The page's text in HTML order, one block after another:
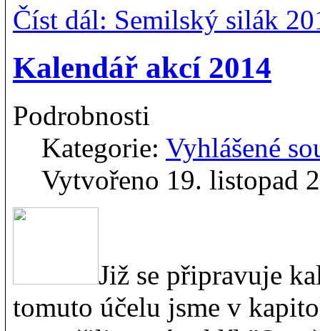
Číst dál: Semilský silák
Kalendář akcí 2014
Podrobnosti
Kategorie: Vyhlášené
Vytvořeno 19. listopad
Již se připravuje
tomuto účelu jsme v